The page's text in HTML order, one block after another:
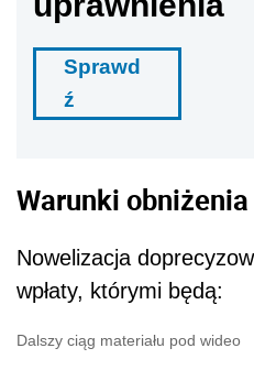
Sprawd
ź
Warunki obniżenia
Nowelizacja
wpłaty, którymi będą:
Dalszy ciąg materiału pod wideo